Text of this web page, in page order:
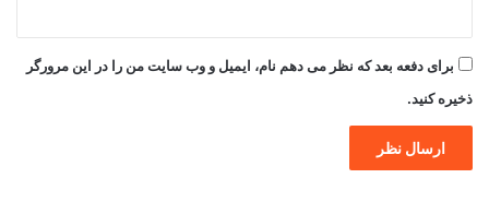
برای دفعه بعد که نظر می دهم نام، ایمیل و وب سایت من را در این مرورگر
ذخیره کنید.